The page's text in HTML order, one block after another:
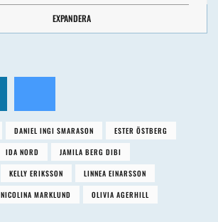
EXPANDERA
DANIEL INGI SMARASON
ESTER ÖSTBERG
IDA NORD
JAMILA BERG DIBI
KELLY ERIKSSON
LINNEA EINARSSON
NICOLINA MARKLUND
OLIVIA AGERHILL